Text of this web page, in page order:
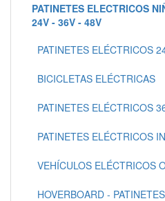
PATINETES ELECTRICOS
24V - 36V - 48V
PATINETES ELÉCTRICOS
BICICLETAS ELÉCTRICAS
PATINETES ELÉCTRICOS
PATINETES ELÉCTRICOS
VEHÍCULOS ELÉCTRICOS
HOVERBOARD -